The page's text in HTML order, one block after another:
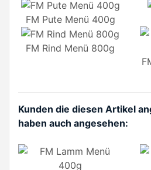
FM Pute Menü 400g
FM Rind Menü 800g
Kunden die diesen Artikel
haben auch angesehen: